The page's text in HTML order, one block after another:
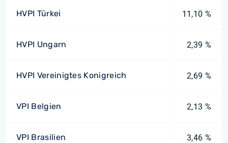
HVPI Türkei 11,10 %
HVPI Ungarn 2,39 %
HVPI Vereinigtes Konigreich 2,69 %
VPI Belgien 2,13 %
VPI Brasilien 3,46 %